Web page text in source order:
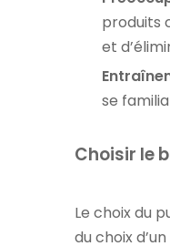
produits
et
se
Choisir le
Le choix du
du choix